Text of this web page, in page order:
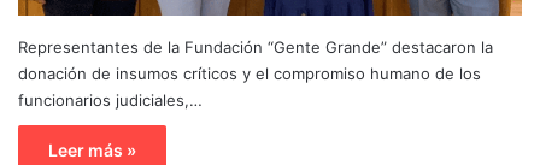
Representantes de la Fundación “Gente Grande” destacaron la
donación de insumos críticos y el compromiso humano de los
funcionarios judiciales,…
Leer más »